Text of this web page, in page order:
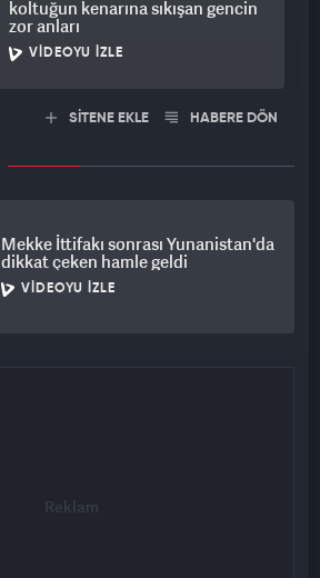
koltuğun kenarına sıkışan gencin
zor anları
VIDEOYU İZLE
SİTENE EKLE HABERE DÖN
Mekke İttifakı sonrası Yunanistan'da
dikkat çeken hamle geldi
VIDEOYU İZLE